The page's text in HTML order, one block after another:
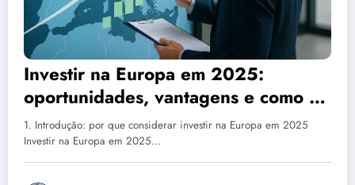
Investir na Europa em 2025:
oportunidades, vantagens e como a
cidadania europeia facilita tudo
​1. Introdução: por que considerar investir na Europa em 2025
Investir na Europa em 2025…